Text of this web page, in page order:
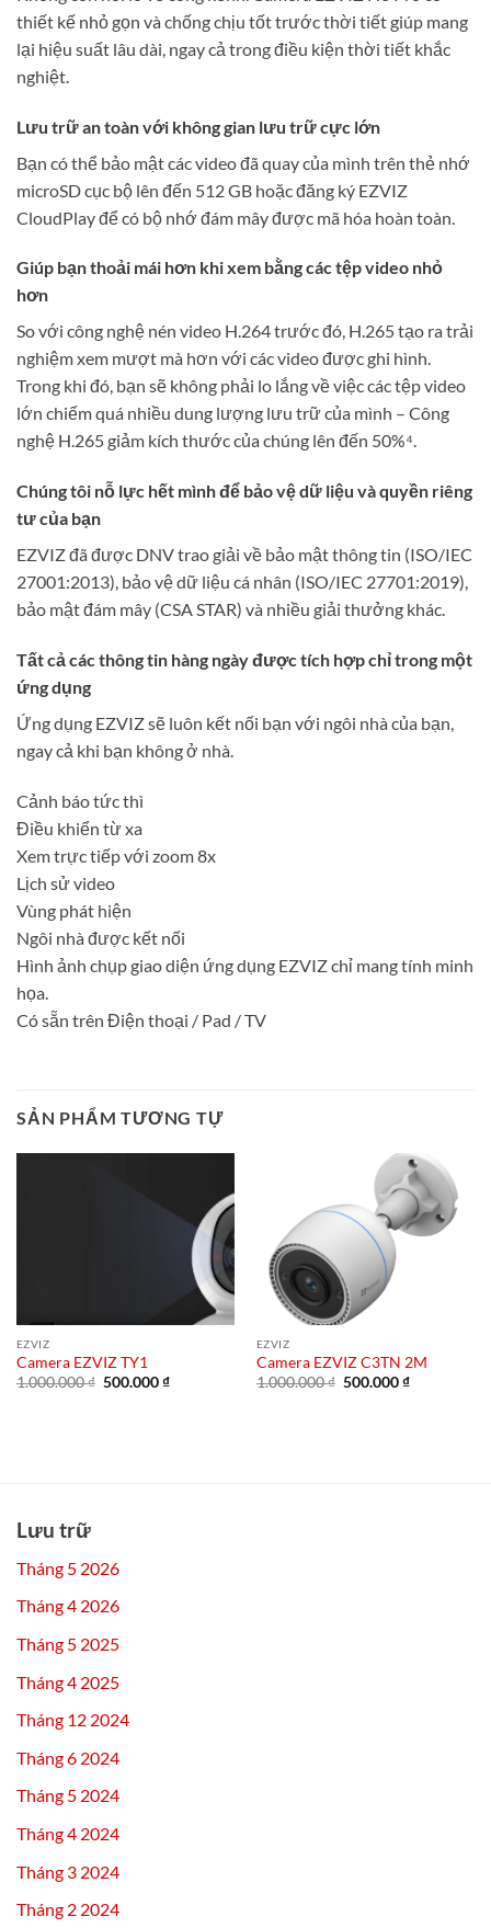
thiết kế nhỏ gọn và chống chịu tốt trước thời tiết giúp mang
lại hiệu suất lâu dài, ngay cả trong điều kiện thời tiết khắc
nghiệt.
Lưu trữ an toàn với không gian lưu trữ cực lớn
Bạn có thể bảo mật các video đã quay của mình trên thẻ nhớ
microSD cục bộ lên đến 512 GB hoặc đăng ký EZVIZ
CloudPlay để có bộ nhớ đám mây được mã hóa hoàn toàn.
Giúp bạn thoải mái hơn khi xem bằng các tệp video nhỏ
hơn
So với công nghệ nén video H.264 trước đó, H.265 tạo ra trải
nghiệm xem mượt mà hơn với các video được ghi hình.
Trong khi đó, bạn sẽ không phải lo lắng về việc các tệp video
lớn chiếm quá nhiều dung lượng lưu trữ của mình – Công
nghệ H.265 giảm kích thước của chúng lên đến 50%⁴.
Chúng tôi nỗ lực hết mình để bảo vệ dữ liệu và quyền riêng
tư của bạn
EZVIZ đã được DNV trao giải về bảo mật thông tin (ISO/IEC
27001:2013), bảo vệ dữ liệu cá nhân (ISO/IEC 27701:2019),
bảo mật đám mây (CSA STAR) và nhiều giải thưởng khác.
Tất cả các thông tin hàng ngày được tích hợp chỉ trong một
ứng dụng
Ứng dụng EZVIZ sẽ luôn kết nối bạn với ngôi nhà của bạn,
ngay cả khi bạn không ở nhà.
Cảnh báo tức thì
Điều khiển từ xa
Xem trực tiếp với zoom 8x
Lịch sử video
Vùng phát hiện
Ngôi nhà được kết nối
Hình ảnh chụp giao diện ứng dụng EZVIZ chỉ mang tính minh
họa.
Có sẵn trên Điện thoại / Pad / TV
SẢN PHẨM TƯƠNG TỰ
EZVIZ
Camera EZVIZ TY1
1.000.000₫ Giá
500.000₫Giá
EZVIZ
Camera EZVIZ C3TN 2M
1.000.000₫ Giá
500.000₫Giá
Lưu trữ
Tháng 5 2026
Tháng 4 2026
Tháng 5 2025
Tháng 4 2025
Tháng 12 2024
Tháng 6 2024
Tháng 5 2024
Tháng 4 2024
Tháng 3 2024
Tháng 2 2024